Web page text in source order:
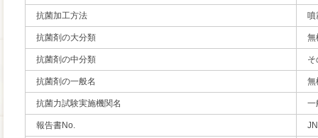
抗菌加工方法 噴
抗菌剤の大分類 無
抗菌剤の中分類
抗菌剤の一般名 無
抗菌力試験実施機関名 一
報告書No.